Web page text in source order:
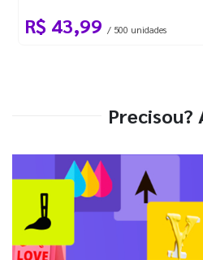
R$ 43,99 / 500 unidades
Precisou?